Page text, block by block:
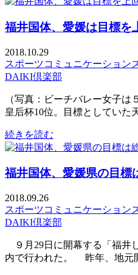
福井国体、愛媛は目標を
2018.10.29
スポーツコミュニケーション
DAIKI倶楽部
（写真：ビーチバレー女子
皇后杯10位。目標としていた
続きを読む
福井国体、愛媛県の目標
2018.09.26
スポーツコミュニケーション
DAIKI倶楽部
９月29日に開幕する「福井
内で行われた。 昨年、地元